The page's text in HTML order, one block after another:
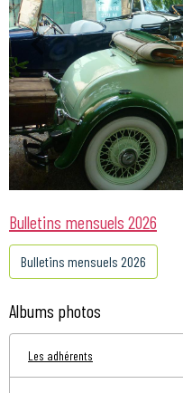
Bulletins mensuels 2026
Bulletins mensuels 2026
Albums photos
Les adhérents